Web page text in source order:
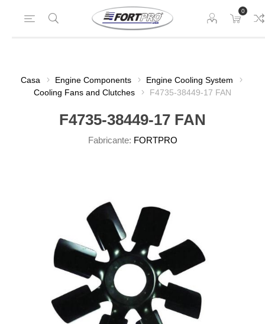
0
Casa Engine Components
Engine Cooling System
Cooling Fans and Clutches
F4735-38449-17 FAN
F4735-38449-17 FAN
Fabricante: FORTPRO